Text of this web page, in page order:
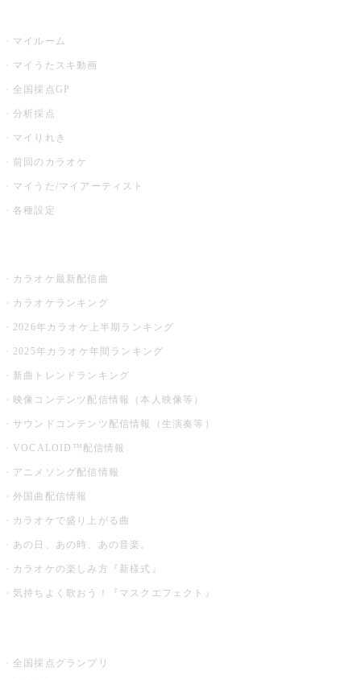
マイルーム
マイうたスキ動画
全国採点GP
分析採点
マイりれき
前回のカラオケ
マイうた/マイアーティスト
各種設定
カラオケ最新配信曲
カラオケランキング
2026年カラオケ上半期ランキング
2025年カラオケ年間ランキング
新曲トレンドランキング
映像コンテンツ配信情報（本人映像等）
サウンドコンテンツ配信情報（生演奏等）
VOCALOID™配信情報
アニメソング配信情報
外国曲配信情報
カラオケで盛り上がる曲
あの日、あの時、あの音楽。
カラオケの楽しみ方『新様式』
気持ちよく歌おう！『マスクエフェクト』
全国採点グランプリ